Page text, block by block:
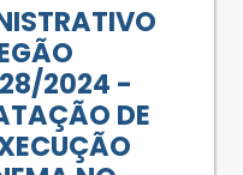
2024 -
DE